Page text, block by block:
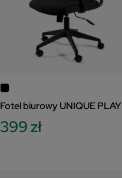
Fotel biurowy UNIQUE PLAY
399 zł